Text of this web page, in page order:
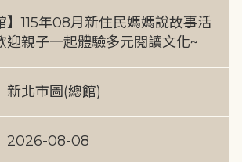
】115年08月新住民媽媽說故事活
迎親子一起體驗多元閱讀文化~
新北市圖(總館)
2026-08-08